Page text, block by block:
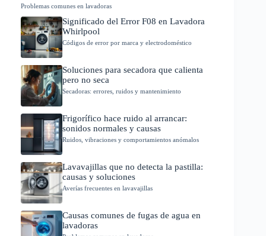
Problemas comunes en lavadoras
Significado del Error F08 en Lavadora
Whirlpool
Códigos de error por marca y electrodoméstico
Soluciones para secadora que calienta
pero no seca
Secadoras: errores, ruidos y mantenimiento
Frigorífico hace ruido al arrancar:
sonidos normales y causas
Ruidos, vibraciones y comportamientos anómalos
Lavavajillas que no detecta la pastilla:
causas y soluciones
Averías frecuentes en lavavajillas
Causas comunes de fugas de agua en
lavadoras